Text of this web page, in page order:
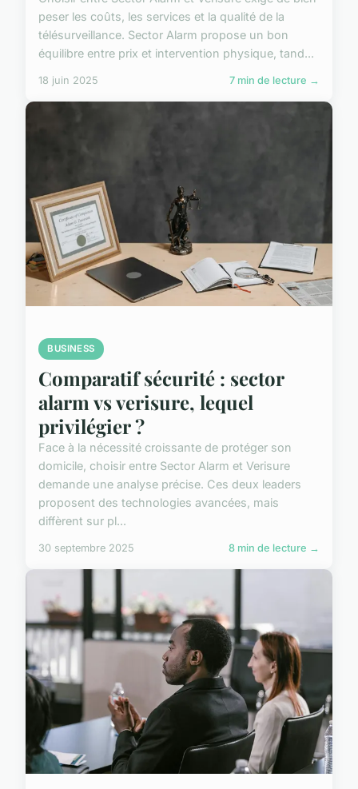
peser les coûts, les services et la qualité de la
télésurveillance. Sector Alarm propose un bon
équilibre entre prix et intervention physique, tand...
18 juin 2025 7 min de lecture →
BUSINESS
Comparatif sécurité : sector
alarm vs verisure, lequel
privilégier ?
Face à la nécessité croissante de protéger son
domicile, choisir entre Sector Alarm et Verisure
demande une analyse précise. Ces deux leaders
proposent des technologies avancées, mais
diffèrent sur pl...
30 septembre 2025 8 min de lecture →